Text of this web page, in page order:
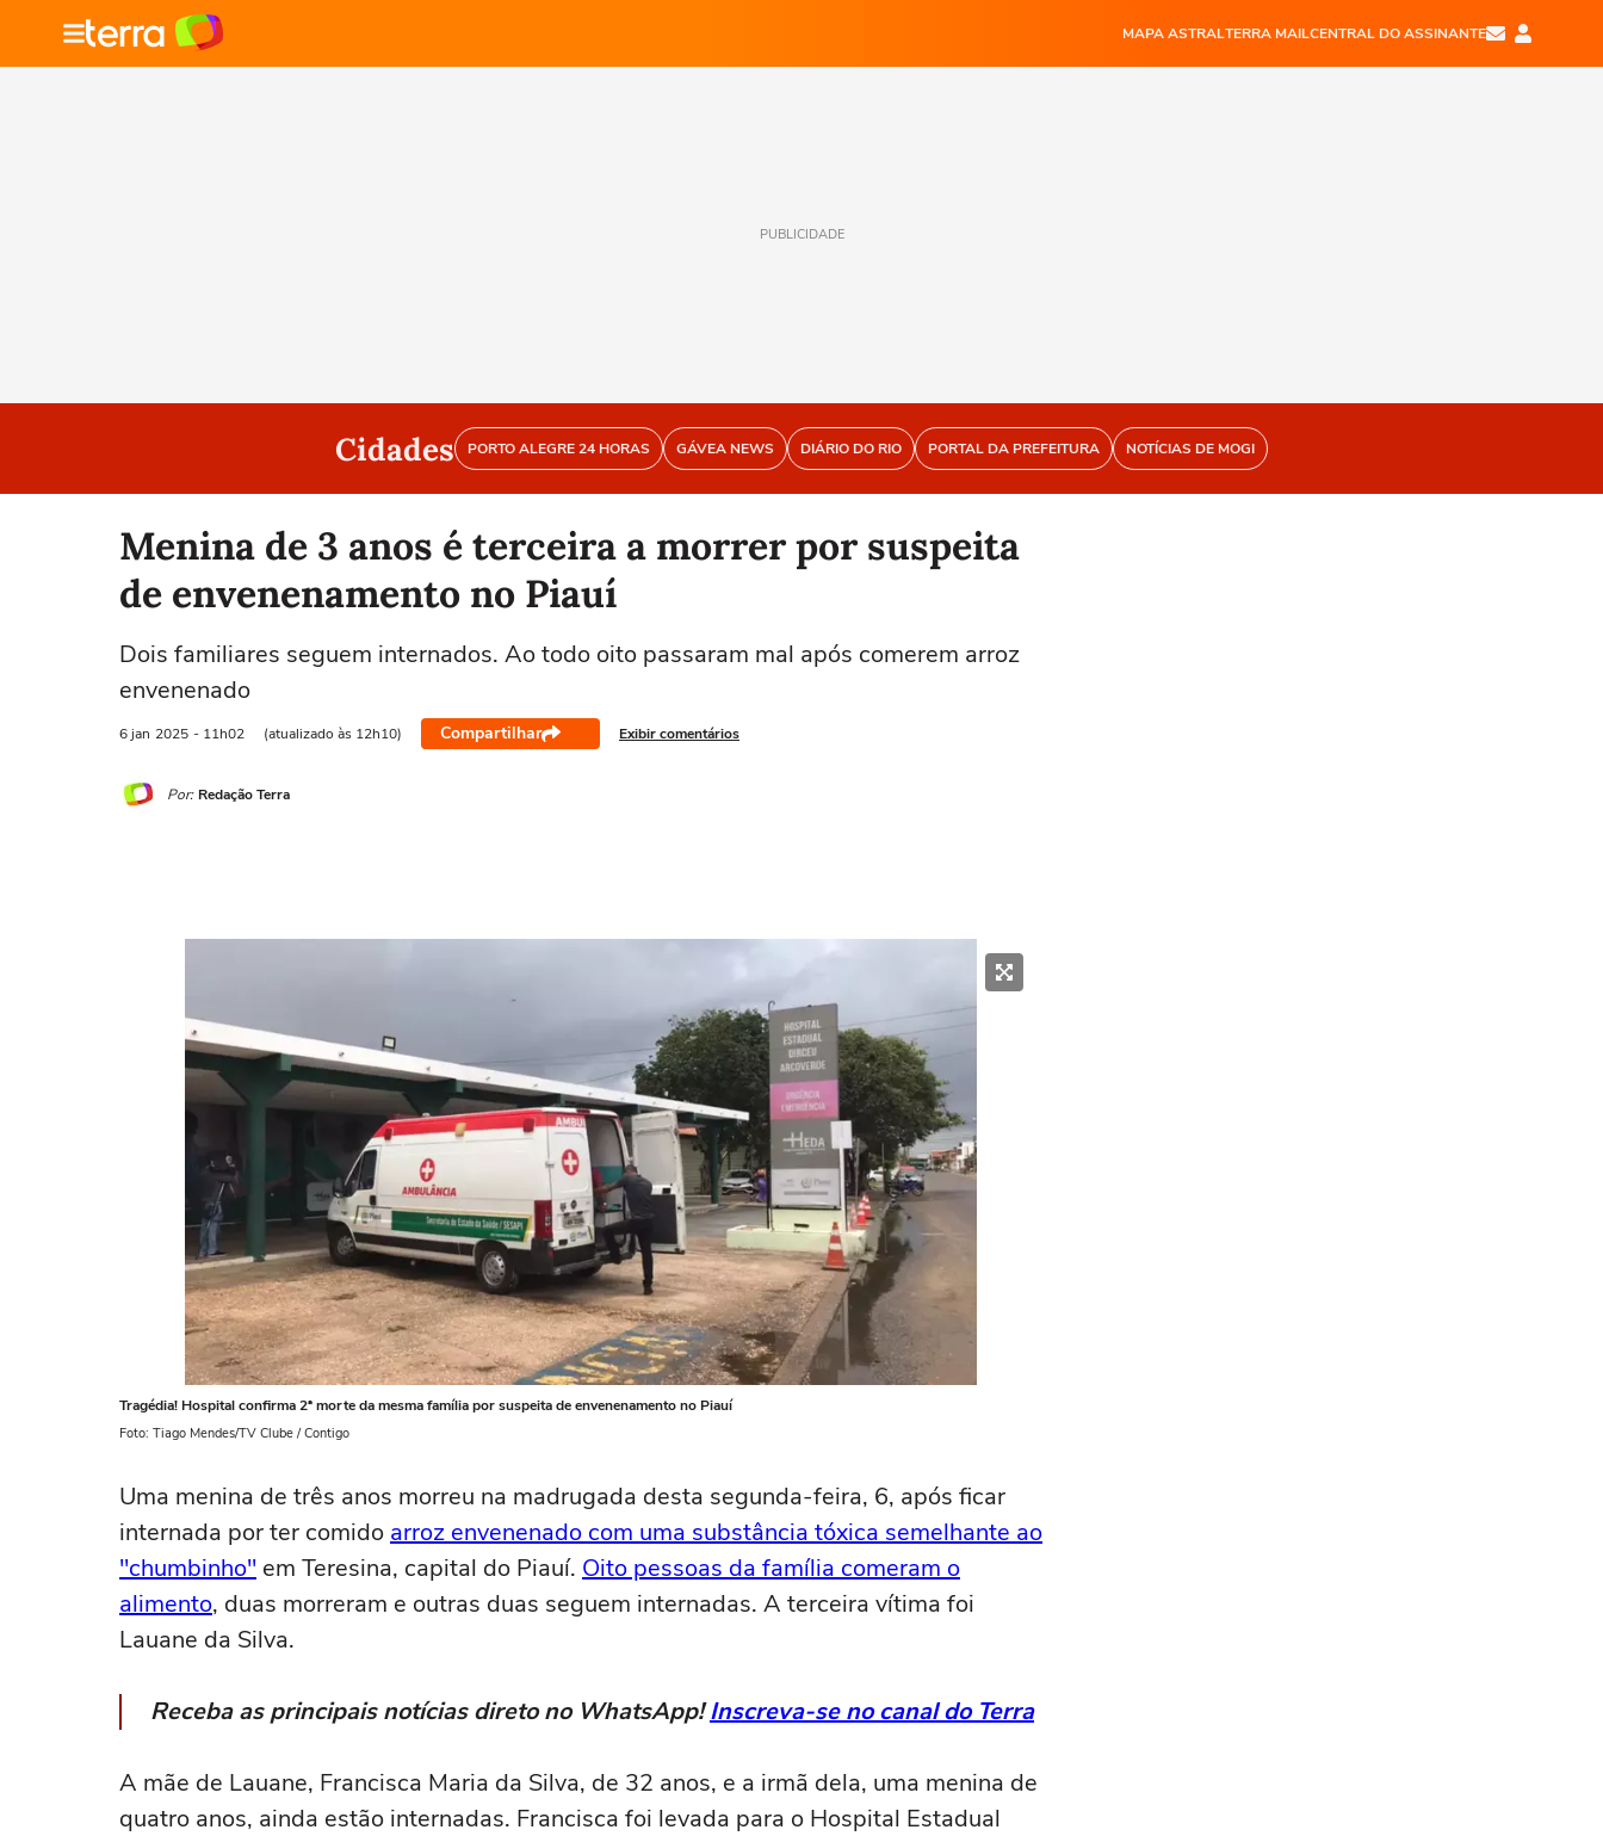
MAPA ASTRALTERRA MAILCENTRAL DO ASSINANTE
PUBLICIDADE
Cidades PORTO ALEGRE 24 HORAS GÁVEA NEWS DIÁRIO DO RIO PORTAL DA PREFEITURA NOTÍCIAS DE MOGI
Menina de 3 anos é terceira a morrer por suspeita
de envenenamento no Piauí
Dois familiares seguem internados. Ao todo oito passaram mal após comerem arroz
envenenado
6 jan 2025 - 11h02 (atualizado às 12h10) Compartilhar Exibir comentários
Por: Redação Terra
Tragédia! Hospital confirma 2ª morte da mesma família por suspeita de envenenamento no Piauí
Foto: Tiago Mendes/TV Clube / Contigo
Uma menina de três anos morreu na madrugada desta segunda-feira, 6, após ficar
internada por ter comido arroz envenenado com uma substância tóxica semelhante ao
"chumbinho" em Teresina, capital do Piauí. Oito pessoas da família comeram o
alimento, duas morreram e outras duas seguem internadas. A terceira vítima foi
Lauane da Silva.
Receba as principais notícias direto no WhatsApp!Inscreva-se no canal do Terra
A mãe de Lauane, Francisca Maria da Silva, de 32 anos, e a irmã dela, uma menina de
quatro anos, ainda estão internadas. Francisca foi levada para o Hospital Estadual